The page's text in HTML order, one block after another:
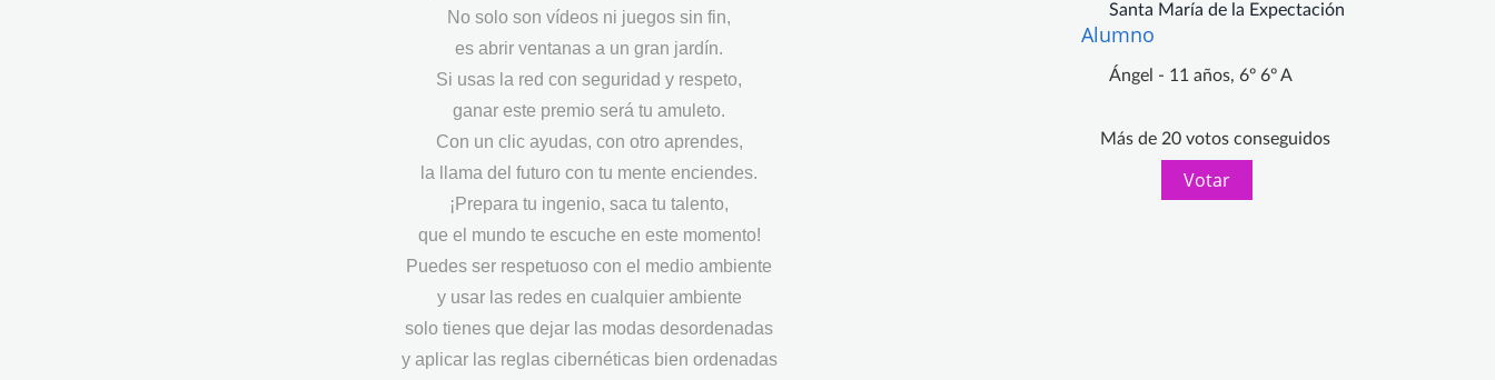
No solo son vídeos ni juegos sin fin,
es abrir ventanas a un gran jardín.
Si usas la red con seguridad y respeto,
ganar este premio será tu amuleto.
Con un clic ayudas, con otro aprendes,
la llama del futuro con tu mente enciendes.
¡Prepara tu ingenio, saca tu talento,
que el mundo te escuche en este momento!
Puedes ser respetuoso con el medio ambiente
y usar las redes en cualquier ambiente
solo tienes que dejar las modas desordenadas
y aplicar las reglas cibernéticas bien ordenadas
Santa María de la Expectación
Alumno
Ángel - 11 años, 6º 6º A
Más de 20 votos conseguidos
Votar